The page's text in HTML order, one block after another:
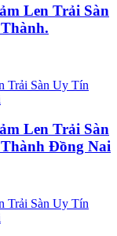
Len Trải Sàn
Len Trải Sàn
Đồng Nai